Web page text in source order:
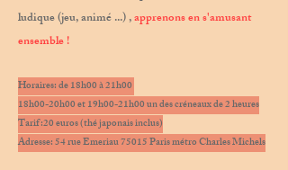
ludique (jeu, animé ...) ,apprenons en s'amusant
ensemble !
Horaires: de 18h00 à 21h00
18h00-20h00 et 19h00-21h00 un des créneaux de 2 heures
Tarif :20 euros (thé japonais inclus)
Adresse: 54 rue Emeriau 75015 Paris métro Charles Michels